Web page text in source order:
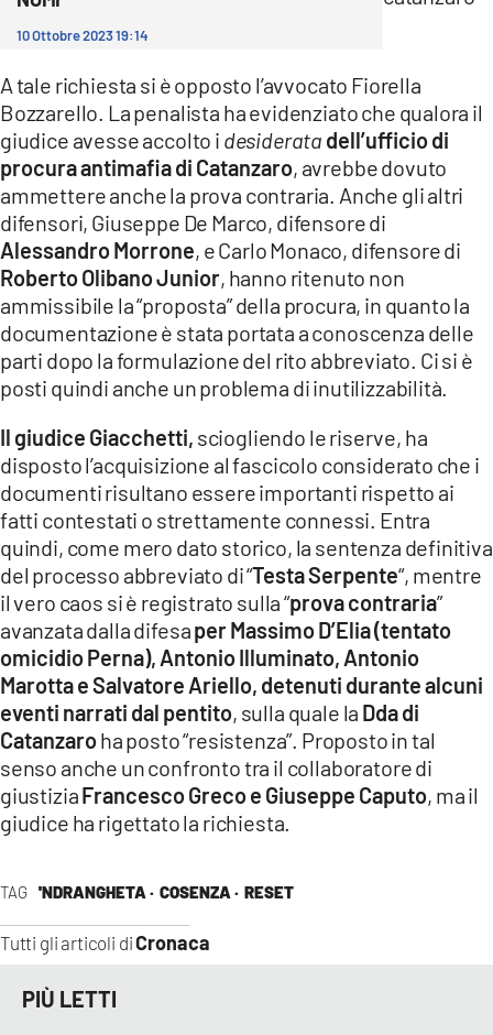
TAG 'NDRANGHETA · COSENZA · RESET
Tutti gli articoli diCronaca
10 Ottobre 2023 19:14
A tale richiesta si è opposto l’avvocato Fiorella
Bozzarello. La penalista ha evidenziato che qualora il
giudice avesse accolto i desiderata dell’ufficio di
procura antimafia di Catanzaro, avrebbe dovuto
ammettere anche la prova contraria. Anche gli altri
difensori, Giuseppe De Marco, difensore di
Alessandro Morrone, e Carlo Monaco, difensore di
Roberto Olibano Junior, hanno ritenuto non
ammissibile la “proposta” della procura, in quanto la
documentazione è stata portata a conoscenza delle
parti dopo la formulazione del rito abbreviato. Ci si è
posti quindi anche un problema di inutilizzabilità.
Il giudice Giacchetti, sciogliendo le riserve, ha
disposto l’acquisizione al fascicolo considerato che i
documenti risultano essere importanti rispetto ai
fatti contestati o strettamente connessi. Entra
quindi, come mero dato storico, la sentenza definitiva
del processo abbreviato di “Testa Serpente“, mentre
il vero caos si è registrato sulla “prova contraria”
avanzata dalla difesaper Massimo D’Elia (tentato
omicidio Perna), Antonio Illuminato, Antonio
Marotta e Salvatore Ariello, detenuti durante alcuni
eventi narrati dal pentito, sulla quale la Dda di
Catanzaroha posto “resistenza”. Proposto in tal
senso anche un confronto tra il collaboratore di
giustiziaFrancesco Greco e Giuseppe Caputo, ma il
giudice ha rigettato la richiesta.
PIÙ LETTI